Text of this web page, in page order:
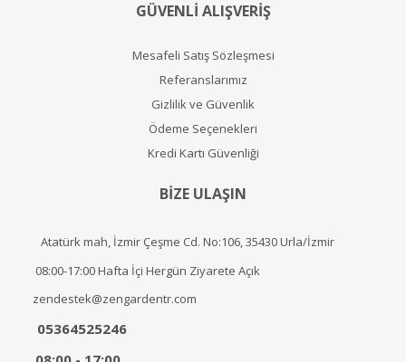
GÜVENLİ ALIŞVERİŞ
Mesafeli Satış Sözleşmesi
Referanslarımız
Gizlilik ve Güvenlik
Ödeme Seçenekleri
Kredi Kartı Güvenliği
BİZE ULAŞIN
Atatürk mah, İzmir Çeşme Cd. No:106, 35430 Urla/İzmir
08:00-17:00 Hafta İçi Hergün Ziyarete Açık
zendestek@zengardentr.com
05364525246